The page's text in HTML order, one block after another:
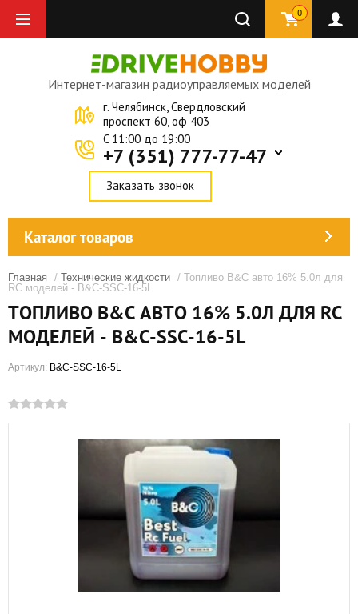
0
Интернет-магазин радиоуправляемых моделей
г. Челябинск, Свердловский
проспект 60, оф 403
C 11:00 до 19:00
+7 (351) 777-77-47
Заказать звонок
Каталог товаров
Главная / Технические жидкости / Топливо B&C авто 16% 5.0л для
RC моделей - B&C-SSC-16-5L
ТОПЛИВО B&C АВТО 16% 5.0Л ДЛЯ RC
МОДЕЛЕЙ - B&C-SSC-16-5L
Артикул: B&C-SSC-16-5L